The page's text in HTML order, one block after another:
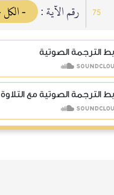
75 رقم الآية :
الترجمة الصوتية
الترجمة الصوتية مع التلاوة